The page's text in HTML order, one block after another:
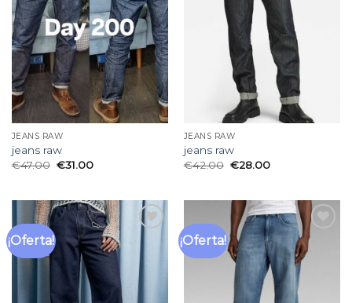
de
deseos
JEANS RAW
jeans raw
€47.00 €31.00
JEANS RAW
jeans raw
€42.00 €28.00
¡Oferta!
Añadir
a la
lista
de
deseos
¡Oferta!
Añadir